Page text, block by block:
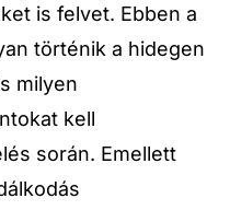
is felvet. Ebben a
történik a hidegen
milyen
kell
során. Emellett